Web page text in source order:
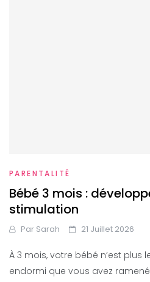
PARENTALITÉ
Bébé 3 mois :
stimulation
Par Sarah 21 Juillet 2026
À 3 mois, votre bébé n’est plus
endormi que vous avez